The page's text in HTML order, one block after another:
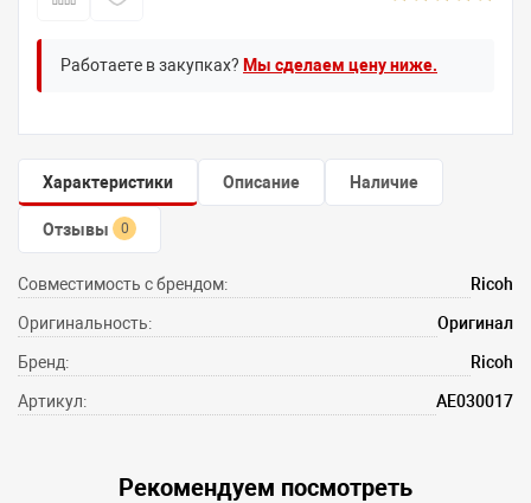
Работаете в закупках? Мы сделаем цену ниже.
Характеристики Описание Наличие
Отзывы 0
Совместимость с брендом: Ricoh
Оригинальность: Оригинал
Бренд: Ricoh
Артикул: AE030017
Рекомендуем посмотреть